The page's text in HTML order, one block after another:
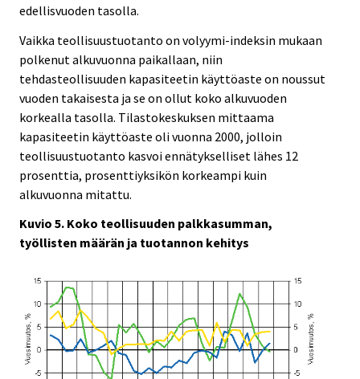
edellisvuoden tasolla.
Vaikka teollisuustuotanto on volyymi-indeksin mukaan
polkenut alkuvuonna paikallaan, niin
tehdasteollisuuden kapasiteetin käyttöaste on noussut
vuoden takaisesta ja se on ollut koko alkuvuoden
korkealla tasolla. Tilastokeskuksen mittaama
kapasiteetin käyttöaste oli vuonna 2000, jolloin
teollisuustuotanto kasvoi ennätykselliset lähes 12
prosenttia, prosenttiyksikön korkeampi kuin
alkuvuonna mitattu.
Kuvio 5. Koko teollisuuden palkkasumman,
työllisten määrän ja tuotannon kehitys